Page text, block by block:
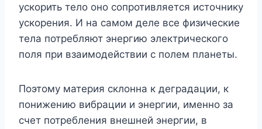
ускорить тело оно сопротивляется источнику
ускорения. И на самом деле все физические
тела потребляют энергию электрического
поля при взаимодействии с полем планеты.
Поэтому материя склонна к деградации, к
понижению вибрации и энергии, именно за
счет потребления внешней энергии, в